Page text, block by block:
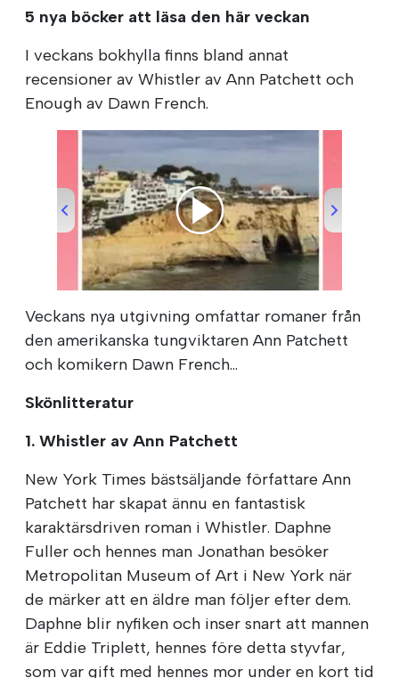
5 nya böcker att läsa den här veckan
I veckans bokhylla finns bland annat
recensioner av Whistler av Ann Patchett och
Enough av Dawn French.
00:00/00:37
Veckans nya utgivning omfattar romaner från
den amerikanska tungviktaren Ann Patchett
och komikern Dawn French...
Skönlitteratur
1. Whistler av Ann Patchett
New York Times bästsäljande författare Ann
Patchett har skapat ännu en fantastisk
karaktärsdriven roman i Whistler. Daphne
Fuller och hennes man Jonathan besöker
Metropolitan Museum of Art i New York när
de märker att en äldre man följer efter dem.
Daphne blir nyfiken och inser snart att mannen
är Eddie Triplett, hennes före detta styvfar,
som var gift med hennes mor under en kort tid